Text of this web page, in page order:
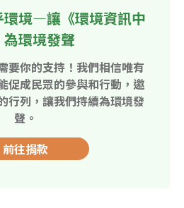
環境—讓《環境資訊中
為環境發聲
要你的支持！我們相信唯有
促成民眾的參與和行動，邀
行列，讓我們持續為環境發
聲。
前往捐款